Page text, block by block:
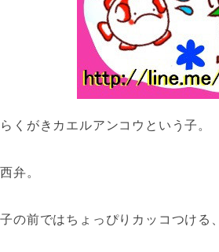
くがきカエルアンコウという子。
弁。
の前ではちょっぴりカッコつけ